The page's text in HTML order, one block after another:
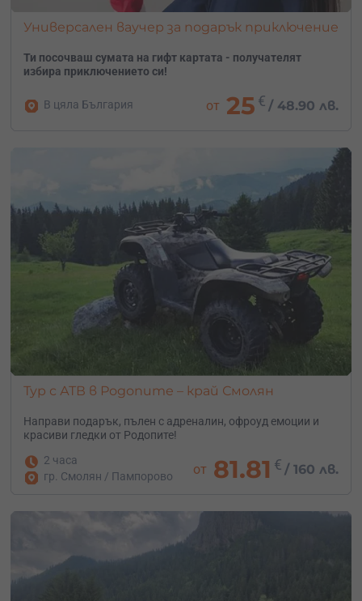
Универсален ваучер за подарък приключение
Ти посочваш сумата на гифт картата - получателят
избира приключението си!
В цяла България от 25 € / 48.90 лв.
Тур с АТВ в Родопите – край Смолян
Направи подарък, пълен с адреналин, офроуд емоции и
красиви гледки от Родопите!
2 часа
гр. Смолян / Пампорово
от 81.81 € /160 лв.